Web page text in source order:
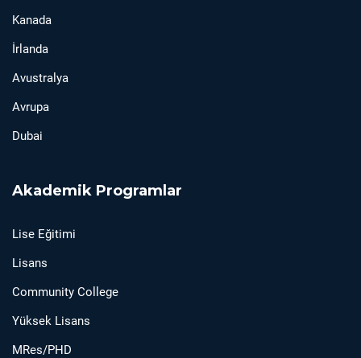
Kanada
İrlanda
Avustralya
Avrupa
Dubai
Akademik Programlar
Lise Eğitimi
Lisans
Community College
Yüksek Lisans
MRes/PHD